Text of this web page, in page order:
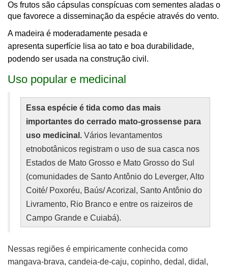
Os frutos são cápsulas conspícuas com sementes aladas o
que favorece a disseminação da espécie através do vento.
A madeira é moderadamente pesada e
apresenta superfície lisa ao tato e boa durabilidade,
podendo ser usada na construção civil.
Uso popular e medicinal
Essa espécie é tida como das mais
importantes do cerrado mato-grossense para
uso medicinal. Vários levantamentos
etnobotânicos registram o uso de sua casca nos
Estados de Mato Grosso e Mato Grosso do Sul
(comunidades de Santo Antônio do Leverger, Alto
Coité/ Poxoréu, Baús/ Acorizal, Santo Antônio do
Livramento, Rio Branco e entre os raizeiros de
Campo Grande e Cuiabá).
Nessas regiões é empiricamente conhecida como
mangava-brava, candeia-de-caju, copinho, dedal, didal,